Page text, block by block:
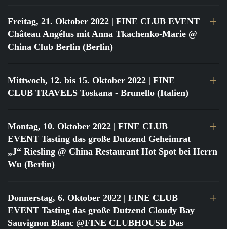
Freitag, 21. Oktober 2022 | FINE CLUB EVENT
Château Angélus mit Anna Tkachenko-Marie @
China Club Berlin (Berlin)
Mittwoch, 12. bis 15. Oktober 2022 | FINE
CLUB TRAVELS Toskana - Brunello (Italien)
Montag, 10. Oktober 2022 | FINE CLUB
EVENT Tasting das große Dutzend Geheimrat
„J“ Riesling @ China Restaurant Hot Spot bei Herrn
Wu (Berlin)
Donnerstag, 6. Oktober 2022 | FINE CLUB
EVENT Tasting das große Dutzend Cloudy Bay
Sauvignon Blanc @FINE CLUBHOUSE Das